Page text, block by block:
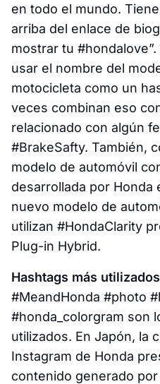
en todo el mundo.
arriba del enlace de
mostrar tu
usar el nombre del
motocicleta como un
veces combinan eso
relacionado con algún
#BrakeSafty. También,
modelo de automóvil
desarrollada por Honda
nuevo modelo de
utilizan #HondaClarity
Plug-in Hybrid.
Hashtags más
#MeandHonda #photo
#honda_colorgram son
utilizados. En Japón, la
Instagram de Honda
contenido generado